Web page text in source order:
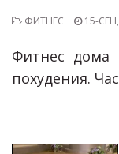
ФИТНЕС 15-
Фитнес дома
похудения.